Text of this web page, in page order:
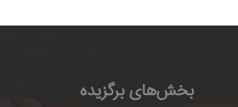
بخش‌های برگزیده